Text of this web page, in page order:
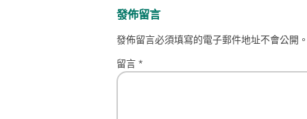
發佈留言
發佈留言必須填寫的電子郵件地址不會公開。
留言 *